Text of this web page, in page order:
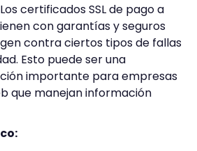
Los certificados SSL de pago a
con garantías y seguros
contra ciertos tipos de fallas
Esto puede ser una
importante para empresas
que manejan información